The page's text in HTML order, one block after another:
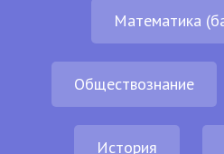
Математика
Обществознание
История